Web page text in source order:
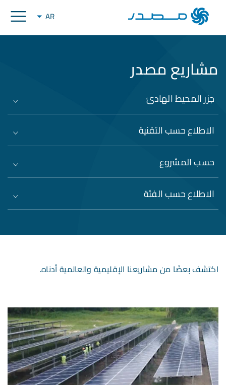
AR
مشاريع مصدر
جزر المحيط الهادئ
الاطلاع حسب التقنية
حسب المشروع
الاطلاع حسب الفئة
اكتشف بعضًا من مشاريعنا الإقليمية والعالمية أدناه.